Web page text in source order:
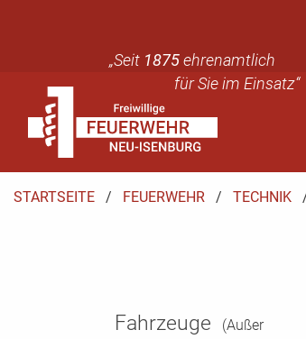
„Seit 1875 ehrenamtlich
für Sie im Einsatz“
STARTSEITE FEUERWEHR TECHNIK
Fahrzeuge
(Außer